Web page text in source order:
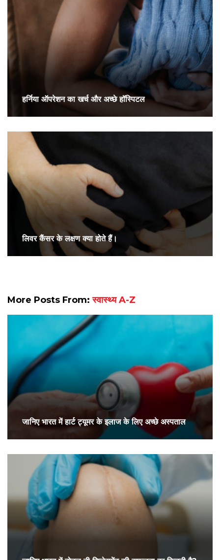
हर्निया ऑपरेशन का खर्च और अच्छे हॉस्पिटल
लिवर कैंसर के लक्षण क्या होते हैं।
More Posts From:स्वास्थ्य A-Z
जानिए भारत में हार्ट ट्यूमर के इलाज के लिए अच्छे अस्पताल